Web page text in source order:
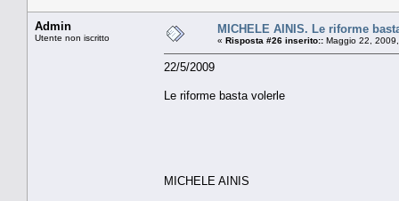
Admin
Utente non iscritto
MICHELE AINIS. Le riforme
« Risposta #26 inserito:: Maggio 22,
22/5/2009
Le riforme basta volerle
MICHELE AINIS